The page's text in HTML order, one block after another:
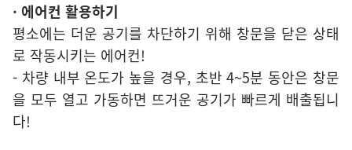
· 에어컨 활용하기
평소에는 더운 공기를 차단하기 위해 창문을 닫은 상태
로 작동시키는 에어컨!
- 차량 내부 온도가 높을 경우, 초반 4~5분 동안은 창문
을 모두 열고 가동하면 뜨거운 공기가 빠르게 배출됩니
다!